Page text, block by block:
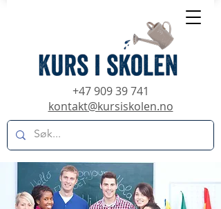
+47 909 39 741
kontakt@kursiskolen.no